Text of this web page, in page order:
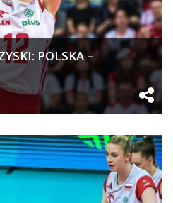
POLSKA –